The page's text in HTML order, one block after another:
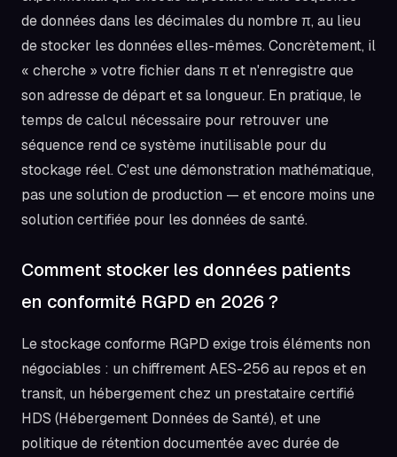
de données dans les décimales du nombre π, au lieu
de stocker les données elles-mêmes. Concrètement, il
« cherche » votre fichier dans π et n'enregistre que
son adresse de départ et sa longueur. En pratique, le
temps de calcul nécessaire pour retrouver une
séquence rend ce système inutilisable pour du
stockage réel. C'est une démonstration mathématique,
pas une solution de production — et encore moins une
solution certifiée pour les données de santé.
Comment stocker les données patients
en conformité RGPD en 2026 ?
Le stockage conforme RGPD exige trois éléments non
négociables : un chiffrement AES-256 au repos et en
transit, un hébergement chez un prestataire certifié
HDS (Hébergement Données de Santé), et une
politique de rétention documentée avec durée de